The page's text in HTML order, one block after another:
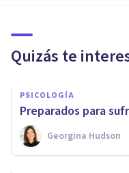
Quizás te
PSICOLOGÍA
Preparados para
Georgina Hudson